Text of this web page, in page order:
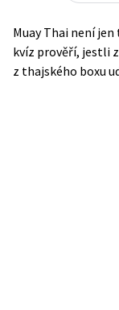
Muay Thai není
kvíz prověří, jestli
z thajského boxu